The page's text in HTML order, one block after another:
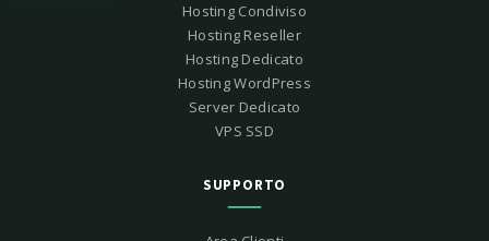
Hosting Condiviso
Hosting Reseller
Hosting Dedicato
Hosting WordPress
Server Dedicato
VPS SSD
SUPPORTO